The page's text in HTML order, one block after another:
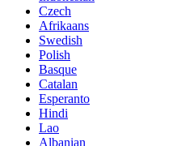
Czech
Afrikaans
Swedish
Polish
Basque
Catalan
Esperanto
Hindi
Lao
Albanian